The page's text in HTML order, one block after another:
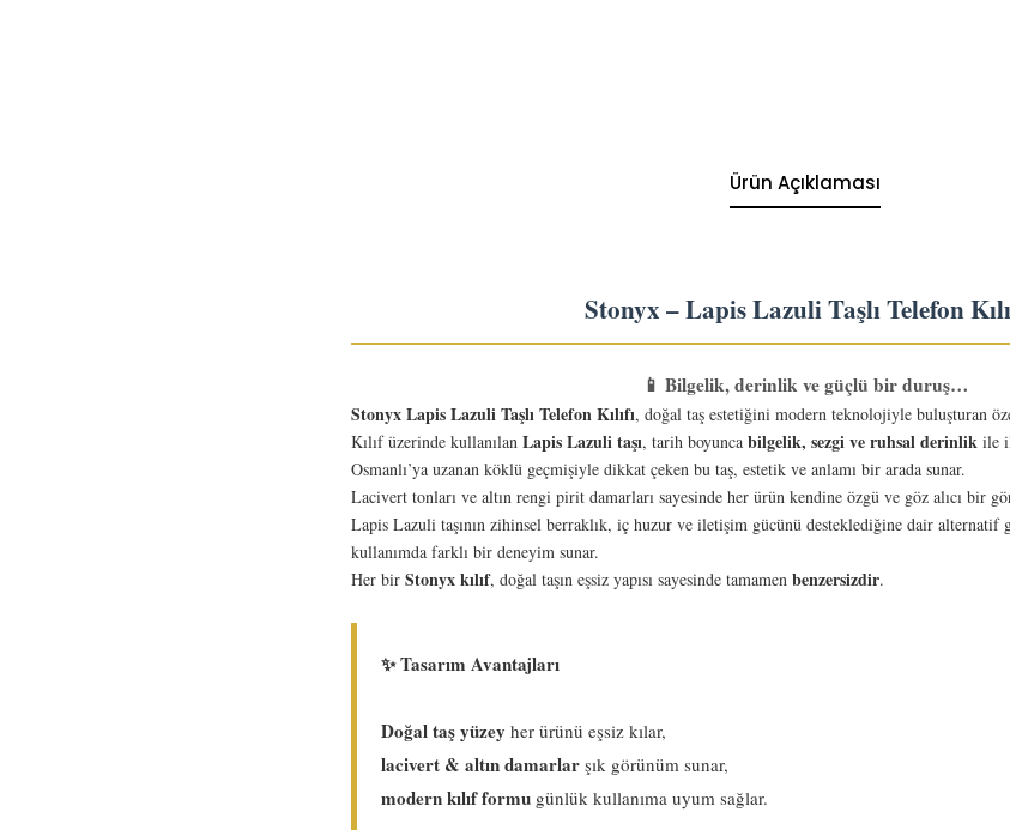
Ürün Açıklaması
Stonyx – Lapis Lazuli Taşlı Telefon
📱 Bilgelik, derinlik ve güçlü bir duruş…
Stonyx Lapis Lazuli Taşlı Telefon Kılıfı, doğal taş estetiğini modern teknolojiyle buluşturan
Kılıf üzerinde kullanılan Lapis Lazuli taşı, tarih boyunca bilgelik, sezgi ve ruhsal derinlik ile
Osmanlı’ya uzanan köklü geçmişiyle dikkat çeken bu taş, estetik ve anlamı bir arada sunar.
Lacivert tonları ve altın rengi pirit damarları sayesinde her ürün kendine özgü ve göz alıcı bir
Lapis Lazuli taşının zihinsel berraklık, iç huzur ve iletişim gücünü desteklediğine dair alternatif
kullanımda farklı bir deneyim sunar.
Her bir Stonyx kılıf, doğal taşın eşsiz yapısı sayesinde tamamen benzersizdir.
✨ Tasarım Avantajları
Doğal taş yüzey her ürünü eşsiz kılar,
lacivert & altın damarlar şık görünüm sunar,
modern kılıf formu günlük kullanıma uyum sağlar.